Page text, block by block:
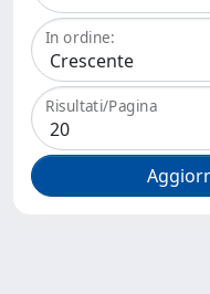
In ordine:
Risultati/Pagina